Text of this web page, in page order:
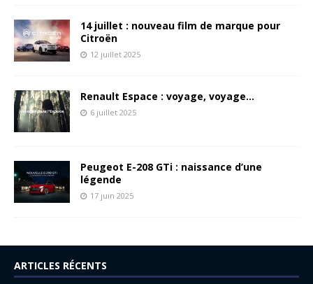
14 juillet : nouveau film de marque pour
Citroën
12 juillet 2025
Renault Espace : voyage, voyage…
6 juillet 2025
Peugeot E-208 GTi : naissance d’une
légende
17 juin 2025
ARTICLES RÉCENTS